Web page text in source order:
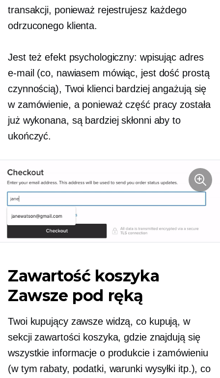
transakcji, ponieważ rejestrujesz każdego
odrzuconego klienta.
Jest też efekt psychologiczny: wpisując adres
e-mail (co, nawiasem mówiąc, jest dość prostą
czynnością), Twoi klienci bardziej angażują się
w zamówienie, a ponieważ część pracy została
już wykonana, są bardziej skłonni aby to
ukończyć.
Zawartość koszyka
Zawsze pod ręką
Twoi kupujący zawsze widzą, co kupują, w
sekcji zawartości koszyka, gdzie znajdują się
wszystkie informacje o produkcie i zamówieniu
(w tym rabaty, podatki, warunki wysyłki itp.), co